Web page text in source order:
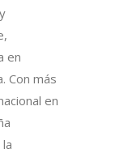
en
Con más
en